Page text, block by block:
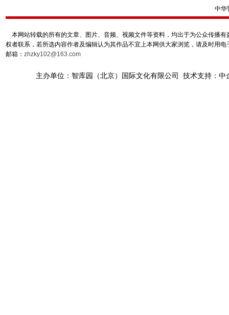
中华
本网站转载的所有的文章、图片、音频、视频文件等资料，均出于为公众传播
权者联系，若所选内容作者及编辑认为其作品不宜上本网供大家浏览，请及时用
邮箱： zhzky102@163.com
主办单位：智库园（北京）国际文化有限公司 技术支持：